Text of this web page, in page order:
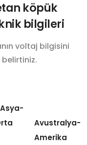
köpük
bilgileri
voltaj bilgisini
Avustralya-
Amerika